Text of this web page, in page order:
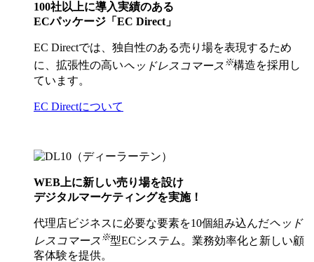
100社以上に導入実績のある
ECパッケージ「EC Direct」
EC Directでは、独自性のある売り場を表現するため
に、拡張性の高いヘッドレスコマース ※構造を採用し
ています。
EC Directについて
WEB上に新しい売り場を設け
デジタルマーケティングを実施！
代理店ビジネスに必要な要素を10個組み込んだヘッド
レスコマース ※型ECシステム。業務効率化と新しい顧
客体験を提供。